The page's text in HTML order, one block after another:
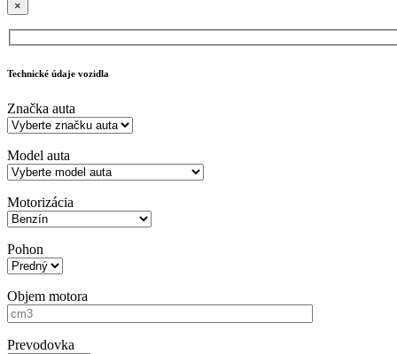
×
Technické údaje vozidla
Značka auta
Model auta
Motorizácia
Pohon
Objem motora
Prevodovka